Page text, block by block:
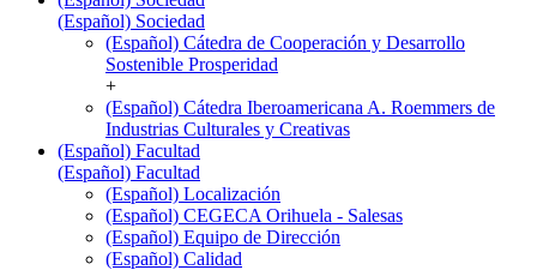
(Español) Sociedad
(Español) Cátedra de Cooperación y Desarrollo
Sostenible Prosperidad
+
(Español) Cátedra Iberoamericana A. Roemmers de
Industrias Culturales y Creativas
(Español) Facultad
(Español) Facultad
(Español) Localización
(Español) CEGECA Orihuela - Salesas
(Español) Equipo de Dirección
(Español) Calidad